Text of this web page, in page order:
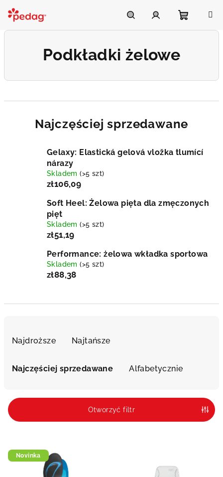
do
treści
SzukajZaloguj
się
Koszyk
Podkładki żelowe
Najczęściej sprzedawane
Gelaxy: Elastická gelová vložka tlumící
nárazy
Skladem(>5 szt)
zł106,09
Soft Heel: Żelowa pięta dla zmęczonych
pięt
Skladem(>5 szt)
zł51,19
Performance: żelowa wkładka sportowa
Skladem(>5 szt)
zł88,38
w
a
e
p
Najdroższe Najtańsze
Najczęściej sprzedawane Alfabetycznie
Otworzyć filtr
L
Novinka
Asistent Pedag